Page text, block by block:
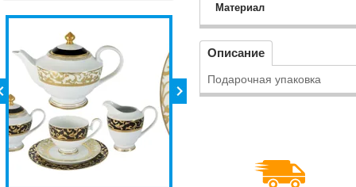
Материал
Описание
Подарочная упаковка